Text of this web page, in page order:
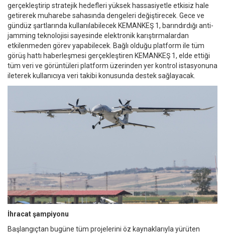
gerçekleştirip stratejik hedefleri yüksek hassasiyetle etkisiz hale
getirerek muharebe sahasında dengeleri değiştirecek. Gece ve
gündüz şartlarında kullanılabilecek KEMANKEŞ 1, barındırdığı anti-
jamming teknolojisi sayesinde elektronik karıştırmalardan
etkilenmeden görev yapabilecek. Bağlı olduğu platform ile tüm
görüş hattı haberleşmesi gerçekleştiren KEMANKEŞ 1, elde ettiği
tüm veri ve görüntüleri platform üzerinden yer kontrol istasyonuna
ileterek kullanıcıya veri takibi konusunda destek sağlayacak.
İhracat şampiyonu
Başlangıçtan bugüne tüm projelerini öz kaynaklarıyla yürüten